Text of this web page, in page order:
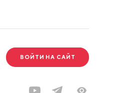
ВОЙТИ НА САЙТ